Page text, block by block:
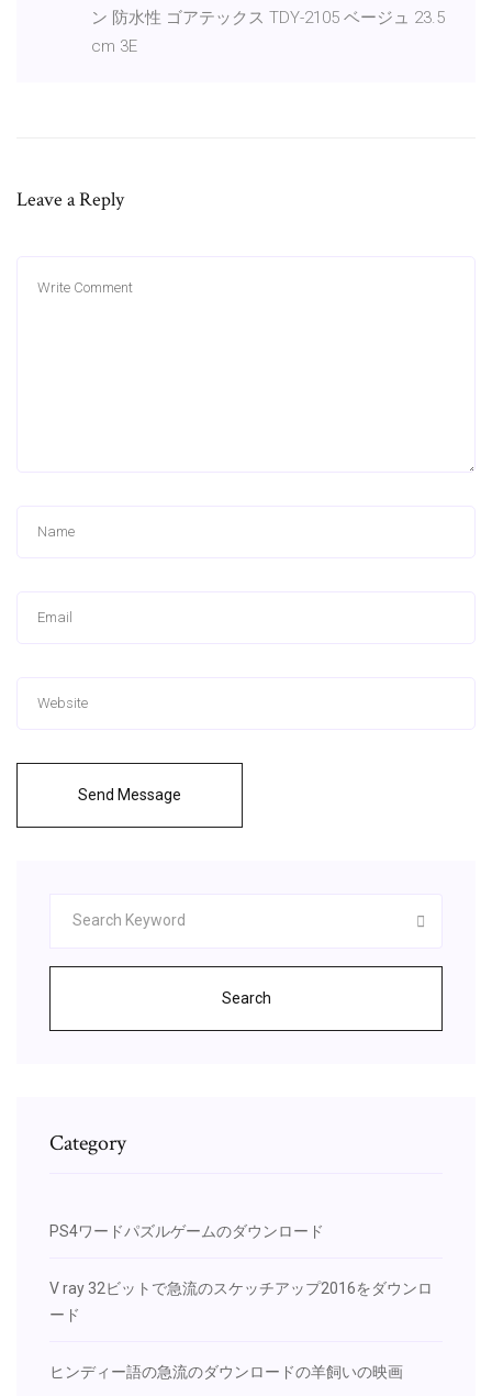
ン 防水性 ゴアテックス TDY-2105 ベージュ 23.5
cm 3E
Leave a Reply
Send Message
Search
Category
PS4ワードパズルゲームのダウンロード
V ray 32ビットで急流のスケッチアップ2016をダウンロ
ード
ヒンディー語の急流のダウンロードの羊飼いの映画